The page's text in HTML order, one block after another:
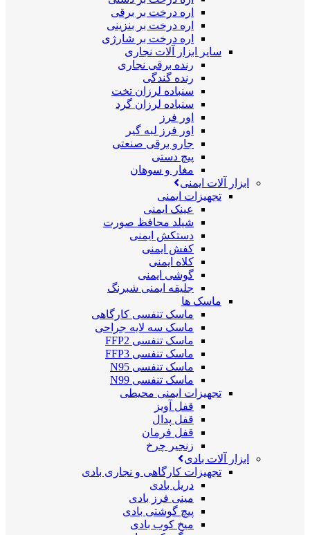
اره درخت بر برقی
اره درخت بر بنزینی
اره درخت بر شارژی
سایر ابزار آلات نجاری
رنده برقی نجاری
رنده گندگی
سنباده لرزان تخت
سنباده لرزان گرد
اور فرز
اور فرز لبه گیر
جارو برقی صنعتی
پیچ دستی
مغار و سوهان
ابزار آلات ایمنی
تجهیزات ایمنی
عینک ایمنی
شیلد محافظ صورت
دستکش ایمنی
کفش ایمنی
کلاه ایمنی
گوشی ایمنی
جلیقه ایمنی شبرنگ
ماسک ها
ماسک تنفسی کارگاهی
ماسک سه لایه جراحی
ماسک تنفسی FFP2
ماسک تنفسی FFP3
ماسک تنفسی N95
ماسک تنفسی N99
تجهیزات ایمنی محیطی
قفل آویز
قفل پدال
قفل فرمان
زنجیر چرخ
ابزار آلات بادی
تجهیزات کارگاهی و نجاری بادی
دریل بادی
مینی فرز بادی
پیچ گوشتی بادی
میخ کوب بادی